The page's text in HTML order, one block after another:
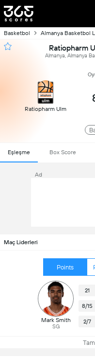
Basketbol Almanya Basketbol
Ratiopharm
Almanya, Almanya
Ratiopharm Ulm
Eşleşme Box Score
Ad
Maç Liderleri
Points
Mark Smith
SG
21
8/15
2/7
Tam